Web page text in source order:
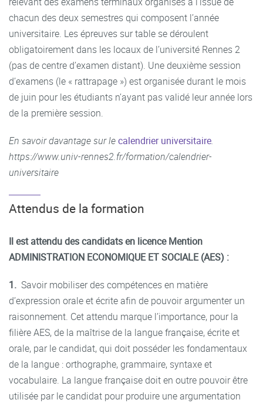
chacun des deux semestres qui composent l’année
universitaire. Les épreuves sur table se déroulent
obligatoirement dans les locaux de l’université Rennes 2
(pas de centre d’examen distant). Une deuxième session
d’examens (le « rattrapage ») est organisée durant le mois
de juin pour les étudiants n’ayant pas validé leur année lors
de la première session.
En savoir davantage sur lecalendrier universitaire.
https://www.univ-rennes2.fr/formation/calendrier-
universitaire
Attendus de la formation
Il est attendu des candidats en licence Mention
ADMINISTRATION ECONOMIQUE ET SOCIALE (AES) :
1. Savoir mobiliser des compétences en matière
d’expression orale et écrite afin de pouvoir argumenter un
raisonnement. Cet attendu marque l’importance, pour la
filière AES, de la maîtrise de la langue française, écrite et
orale, par le candidat, qui doit posséder les fondamentaux
de la langue : orthographe, grammaire, syntaxe et
vocabulaire. La langue française doit en outre pouvoir être
utilisée par le candidat pour produire une argumentation